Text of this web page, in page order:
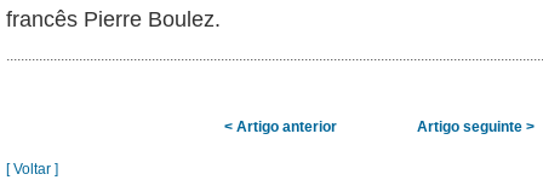
francês Pierre Boulez.
< Artigo anterior Artigo seguinte >
[ Voltar ]